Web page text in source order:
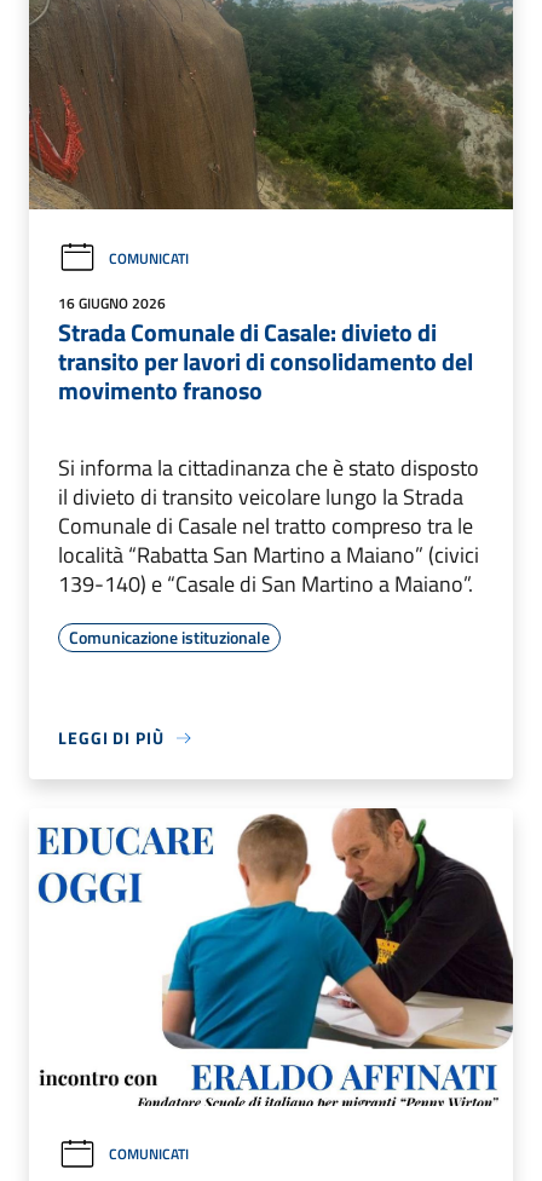
COMUNICATI
16 GIUGNO 2026
Strada Comunale di Casale: divieto di
transito per lavori di consolidamento del
movimento franoso
Si informa la cittadinanza che è stato disposto
il divieto di transito veicolare lungo la Strada
Comunale di Casale nel tratto compreso tra le
località “Rabatta San Martino a Maiano” (civici
139-140) e “Casale di San Martino a Maiano”.
Comunicazione istituzionale
LEGGI DI PIÙ
COMUNICATI